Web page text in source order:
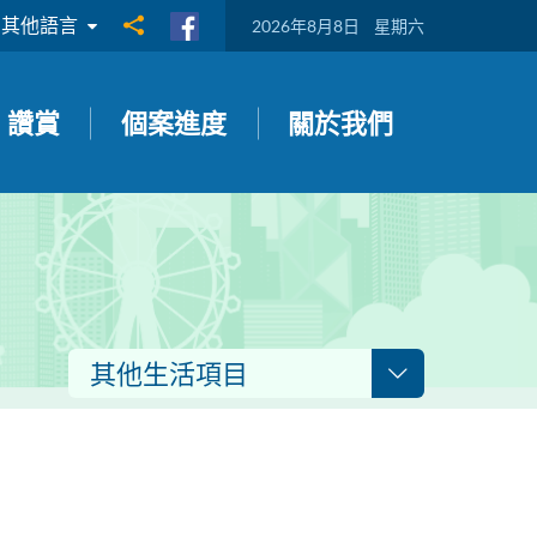
其他語言 分享到 2026年8月8日 星期六
讚賞 個案進度 關於我們
其他生活項目